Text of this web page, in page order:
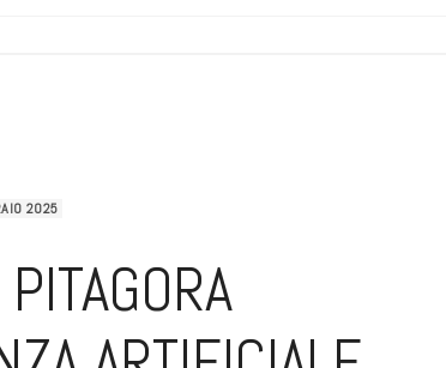
2025